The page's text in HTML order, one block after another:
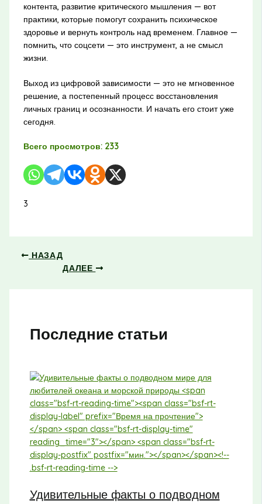
контента, развитие критического мышления — вот
практики, которые помогут сохранить психическое
здоровье и вернуть контроль над временем. Главное —
помнить, что соцсети — это инструмент, а не смысл
жизни.
Выход из цифровой зависимости — это не мгновенное
решение, а постепенный процесс восстановления
личных границ и осознанности. И начать его стоит уже
сегодня.
Всего просмотров: 233
3
НАЗАД
ДАЛЕЕ
Последние статьи
Удивительные факты о подводном